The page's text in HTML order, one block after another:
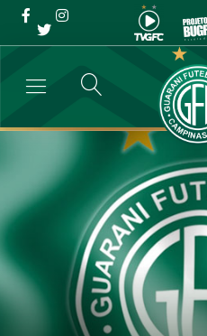
Promoção
ingressos
Comunicados → Promoção